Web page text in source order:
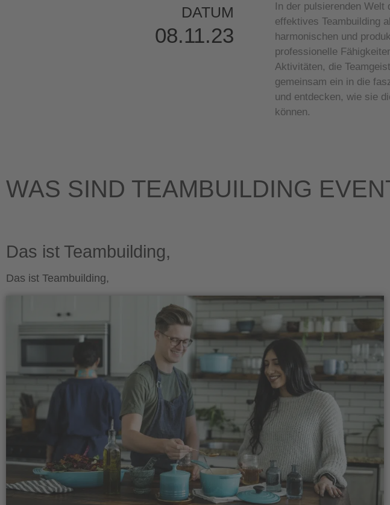
DATUM
08.11.23
In der pulsierenden
effektives Teambuilding
harmonischen und
professionelle
Aktivitäten, die
gemeinsam ein in die
und entdecken, wie sie
können.
WAS SIND TEAMBUILDING
Das ist Teambuilding,
Das ist Teambuilding,